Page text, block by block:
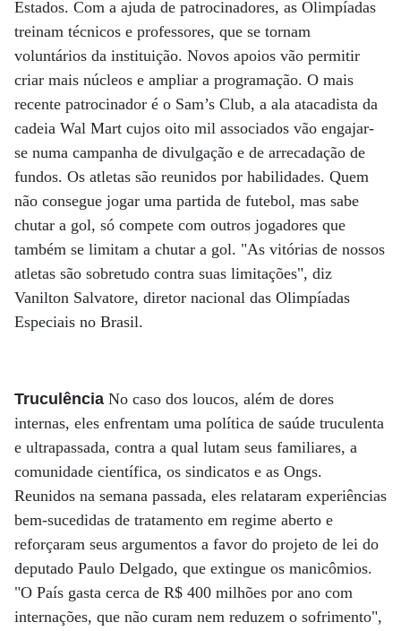
Estados. Com a ajuda de patrocinadores, as Olimpíadas
treinam técnicos e professores, que se tornam
voluntários da instituição. Novos apoios vão permitir
criar mais núcleos e ampliar a programação. O mais
recente patrocinador é o Sam’s Club, a ala atacadista da
cadeia Wal Mart cujos oito mil associados vão engajar-
se numa campanha de divulgação e de arrecadação de
fundos. Os atletas são reunidos por habilidades. Quem
não consegue jogar uma partida de futebol, mas sabe
chutar a gol, só compete com outros jogadores que
também se limitam a chutar a gol. "As vitórias de nossos
atletas são sobretudo contra suas limitações", diz
Vanilton Salvatore, diretor nacional das Olimpíadas
Especiais no Brasil.
Truculência No caso dos loucos, além de dores
internas, eles enfrentam uma política de saúde truculenta
e ultrapassada, contra a qual lutam seus familiares, a
comunidade científica, os sindicatos e as Ongs.
Reunidos na semana passada, eles relataram experiências
bem-sucedidas de tratamento em regime aberto e
reforçaram seus argumentos a favor do projeto de lei do
deputado Paulo Delgado, que extingue os manicômios.
"O País gasta cerca de R$ 400 milhões por ano com
internações, que não curam nem reduzem o sofrimento",